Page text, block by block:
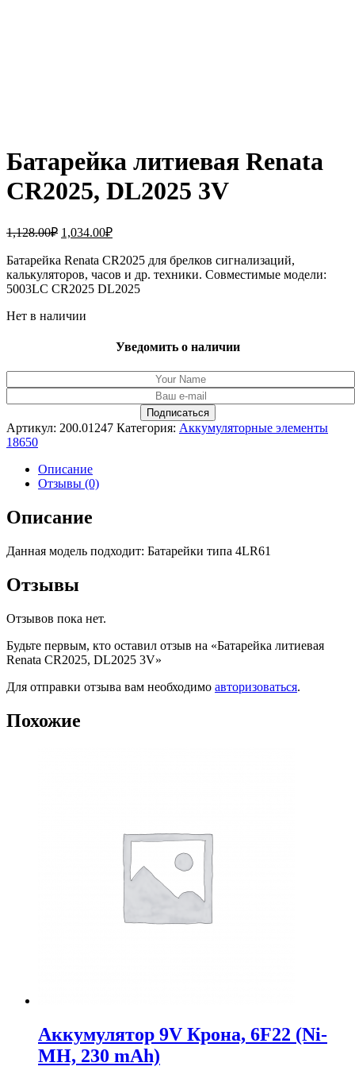
Батарейка литиевая Renata
CR2025, DL2025 3V
1,128.00₽ Первоначальная
составляла
1,128.00₽.
1,034.00₽Текущая
1,034.00₽.
Батарейка Renata CR2025 для брелков сигнализаций,
калькуляторов, часов и др. техники. Совместимые модели:
5003LC CR2025 DL2025
Нет в наличии
Уведомить о наличии
Артикул: 200.01247 Категория: Аккумуляторные элементы
18650
Описание
Отзывы (0)
Описание
Данная модель подходит: Батарейки типа 4LR61
Отзывы
Отзывов пока нет.
Будьте первым, кто оставил отзыв на «Батарейка литиевая
Renata CR2025, DL2025 3V»
Для отправки отзыва вам необходимо авторизоваться.
Похожие
Аккумулятор 9V Крона, 6F22 (Ni-
MH, 230 mAh)